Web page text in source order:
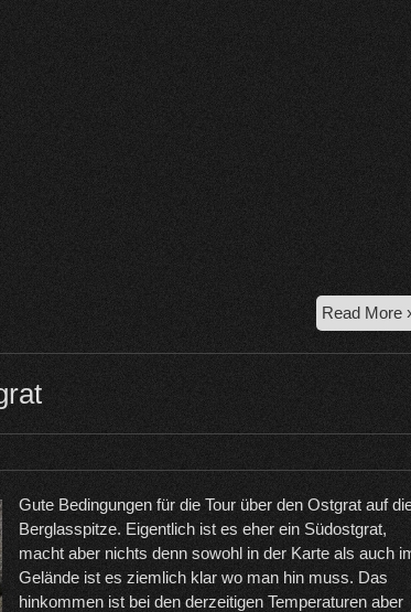
Read More
Gute Bedingungen für die Tour über den Ostgrat auf
Berglasspitze. Eigentlich ist es eher ein Südostgrat,
macht aber nichts denn sowohl in der Karte als auch
Gelände ist es ziemlich klar wo man hin muss. Das
hinkommen ist bei den derzeitigen Temperaturen aber